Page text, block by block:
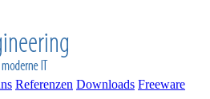
Referenzen Downloads Freeware